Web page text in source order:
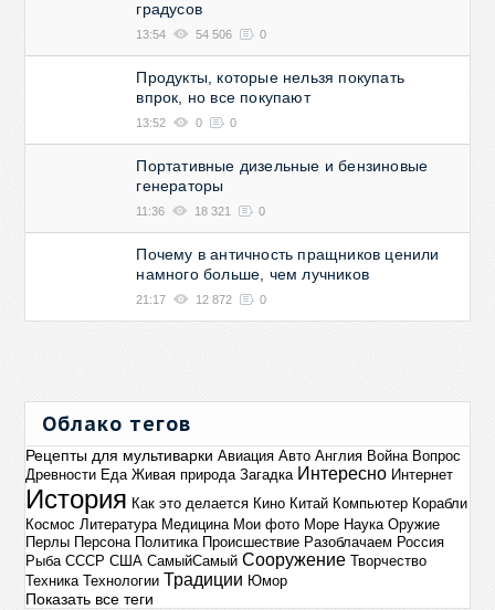
градусов
13:54 54 506 0
Продукты, которые нельзя покупать
впрок, но все покупают
13:52 0 0
Портативные дизельные и бензиновые
генераторы
11:36 18 321 0
Почему в античность пращников ценили
намного больше, чем лучников
21:17 12 872 0
Облако тегов
Рецепты для мультиварки Авиация Авто Англия Война Вопрос
Древности Еда Живая природа Загадка Интересно Интернет
История Как это делается Кино Китай Компьютер Корабли
Космос Литература Медицина Мои фото Море Наука Оружие
Перлы Персона Политика Происшествие Разоблачаем Россия
Рыба СССР США СамыйСамый Сооружение Творчество
Техника Технологии Традиции Юмор
Показать все теги